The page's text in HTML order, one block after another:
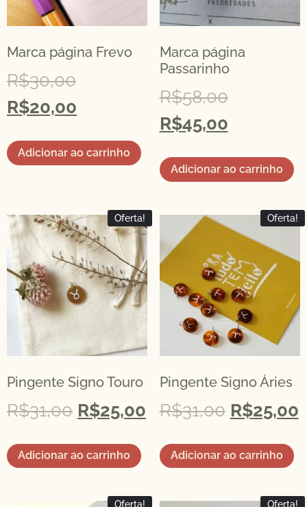
Marca página Frevo
R$30,00
R$20,00
Adicionar ao carrinho
Marca página
Passarinho
R$58,00
R$45,00
Adicionar ao carrinho
Oferta!
Pingente Signo Touro
R$31,00 R$25,00
Adicionar ao carrinho
Oferta!
Pingente Signo Áries
R$31,00 R$25,00
Adicionar ao carrinho
Oferta! Oferta!